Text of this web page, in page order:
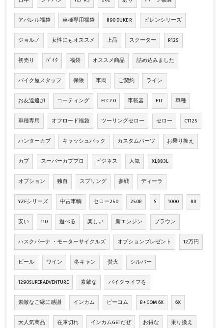
アパレル福袋 車種専用福袋 890 DUKE R ピレンシリーズ
ジョルノ 女性にもオススメ 上品 スクーター R125
初売り ﾊﾞｲｸ 福袋 オススメ商品 詰め込みました
バイク屋スタッフ 保険 車両 ご契約 ライン
お友達追加 コーティング ETC2.0 車載器 ETC 車種
車種専用 オフロード福袋 ツーリングセロー セロー CT125
ハンターカブ キャッシュバック カスタムパーツ お乗り換え
カブ スーパーカブプロ ビジネス 人気 XL883L
オプション 独自 スプリング 参戦 ディーラ
YZFシリーズ 中古車輌 セロー250 250R S 1000 RR
安い 110 遊べる 楽しい 新エンジン ブラウン
ハスクバーナ ・モーターサイクルズ オプションプレゼント 12万円
ビール ワイン 冬キャン 焚火 シルバー
1290SUPERADVENTURE 素敵な バイクライフを
素敵なご縁に感謝 インカム ビーコム B+COM 6X 6X
大人気商品 在庫切れ インカムGETだぜ お得な 乗り換え